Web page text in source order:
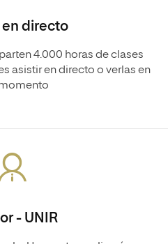
en directo
4.000 horas de clases
asistir en directo o verlas en
- UNIR